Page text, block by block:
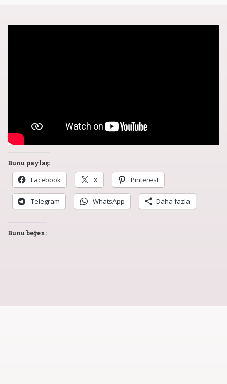
Bunu paylaş:
Facebook X Pinterest
Telegram WhatsApp Daha fazla
Bunu beğen: